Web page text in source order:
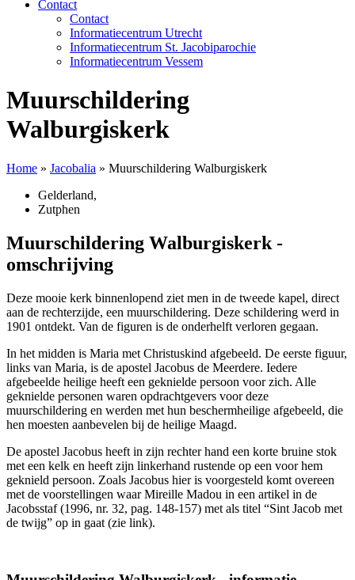
Contact
Contact
Informatiecentrum Utrecht
Informatiecentrum St. Jacobiparochie
Informatiecentrum Vessem
Muurschildering
Walburgiskerk
Home » Jacobalia » Muurschildering Walburgiskerk
Gelderland,
Zutphen
Muurschildering Walburgiskerk -
omschrijving
Deze mooie kerk binnenlopend ziet men in de tweede kapel, direct
aan de rechterzijde, een muurschildering. Deze schildering werd in
1901 ontdekt. Van de figuren is de onderhelft verloren gegaan.
In het midden is Maria met Christuskind afgebeeld. De eerste figuur,
links van Maria, is de apostel Jacobus de Meerdere. Iedere
afgebeelde heilige heeft een geknielde persoon voor zich. Alle
geknielde personen waren opdrachtgevers voor deze
muurschildering en werden met hun beschermheilige afgebeeld, die
hen moesten aanbevelen bij de heilige Maagd.
De apostel Jacobus heeft in zijn rechter hand een korte bruine stok
met een kelk en heeft zijn linkerhand rustende op een voor hem
geknield persoon. Zoals Jacobus hier is voorgesteld komt overeen
met de voorstellingen waar Mireille Madou in een artikel in de
Jacobsstaf (1996, nr. 32, pag. 148-157) met als titel “Sint Jacob met
de twijg” op in gaat (zie link).